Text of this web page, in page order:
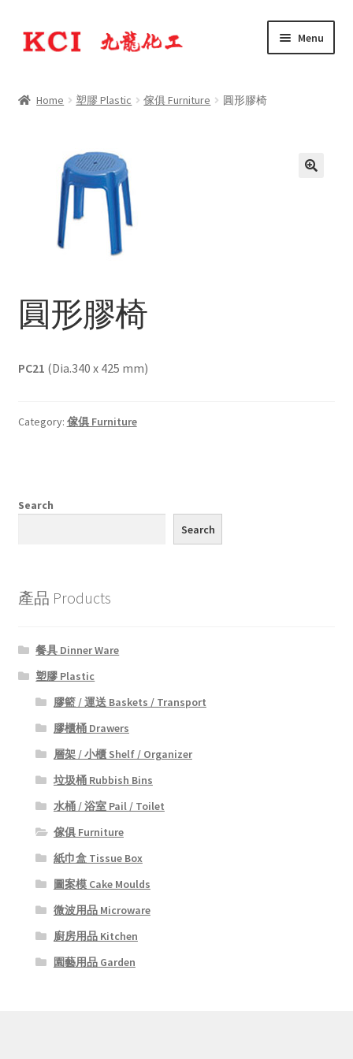
Skip
to
Skip
to
Menu
Home 塑膠 Plastic 傢俱 Furniture 圓形膠椅
圓形膠椅
PC21 (Dia.340 x 425 mm)
Category: 傢俱 Furniture
Search
Search
產品 Products
餐具 Dinner Ware
塑膠 Plastic
膠籃 / 運送 Baskets / Transport
膠櫃桶 Drawers
層架 / 小櫃 Shelf / Organizer
垃圾桶 Rubbish Bins
水桶 / 浴室 Pail / Toilet
傢俱 Furniture
紙巾盒 Tissue Box
圖案模 Cake Moulds
微波用品 Microware
廚房用品 Kitchen
園藝用品 Garden